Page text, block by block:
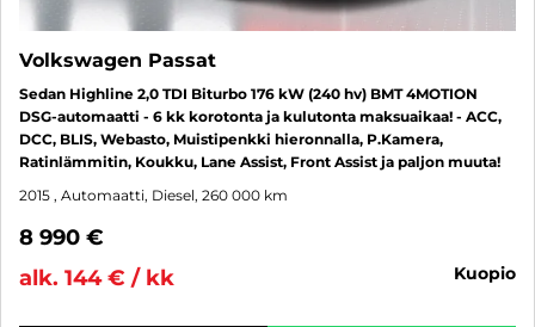
Volkswagen Passat
Sedan Highline 2,0 TDI Biturbo 176 kW (240 hv) BMT 4MOTION
DSG-automaatti - 6 kk korotonta ja kulutonta maksuaikaa! - ACC,
DCC, BLIS, Webasto, Muistipenkki hieronnalla, P.Kamera,
Ratinlämmitin, Koukku, Lane Assist, Front Assist ja paljon muuta!
2015 , Automaatti, Diesel, 260 000 km
8 990 €
alk. 144 € / kk
kuopio